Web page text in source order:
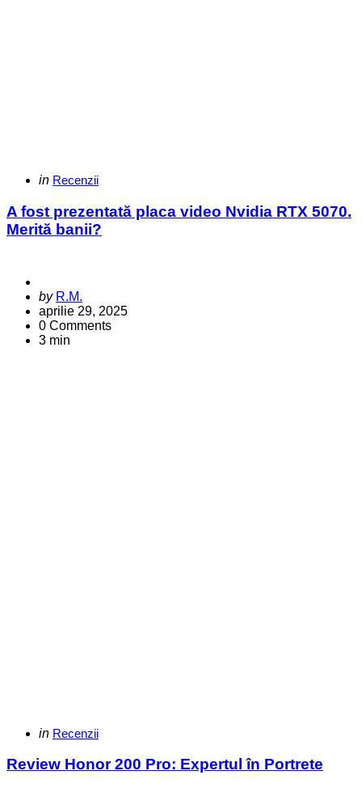
Categories
Posted
in Recenzii
A fost prezentată placa video Nvidia RTX 5070.
Merită banii?
Posted
by
by R.M.
aprilie 29, 2025
0 Comments
3 min
Categories
Posted
in Recenzii
Review Honor 200 Pro: Expertul în Portrete